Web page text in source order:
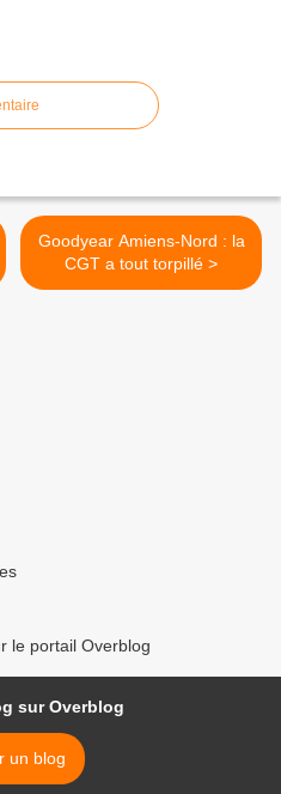
Goodyear Amiens-Nord : la
CGT a tout torpillé >
le portail Overblog
sur Overblog
un blog